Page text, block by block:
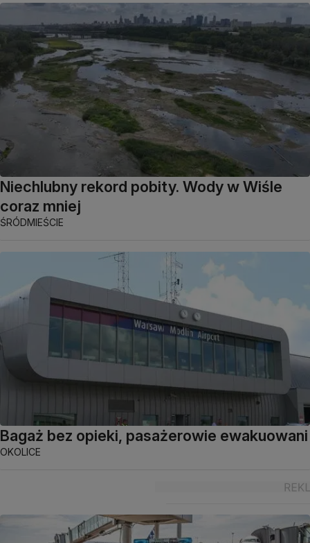
Niechlubny rekord pobity. Wody w Wiśle
coraz mniej
ŚRÓDMIEŚCIE
Bagaż bez opieki, pasażerowie ewakuowani
OKOLICE